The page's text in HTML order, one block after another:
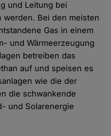
und Leitung bei
Bei den meisten
Gas in einem
und Wärmeerzeugung
betreiben das
auf und speisen es
wie die der
die schwankende
und Solarenergie